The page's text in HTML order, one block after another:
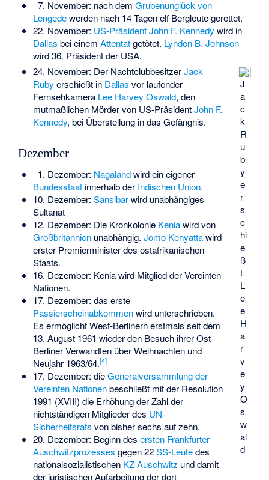
7. November: nach dem Grubenunglück von
Lengedewerden nach 14 Tagen elf Bergleute gerettet.
22. November: US-Präsident John F. Kennedy wird in
Dallas bei einem Attentatgetötet. Lyndon B. Johnson
wird 36. Präsident der USA.
J
a
c
k
R
u
b
y
e
r
s
c
hi
e
ß
t
L
e
e
H
a
r
v
e
y
O
s
w
al
d
24. November: Der NachtclubbesitzerJack
Ruby erschießt in Dallas vor laufender
Fernsehkamera Lee Harvey Oswald, den
mutmaßlichen Mörder von US-PräsidentJohn F.
Kennedy, bei Überstellung in das Gefängnis.
Dezember
1. Dezember: Nagalandwird ein eigener
Bundesstaatinnerhalb der Indischen Union.
10. Dezember: Sansibarwird unabhängiges
Sultanat
12. Dezember: Die Kronkolonie Keniawird von
Großbritannienunabhängig. Jomo Kenyattawird
erster Premierminister des ostafrikanischen
Staats.
16. Dezember: Kenia wird Mitglied der Vereinten
Nationen.
17. Dezember: das erste
Passierscheinabkommenwird unterschrieben.
Es ermöglicht West-Berlinern erstmals seit dem
13. August 1961 wieder den Besuch ihrer Ost-
Berliner Verwandten über Weihnachten und
Neujahr 1963/64.[4]
17. Dezember: dieGeneralversammlung der
Vereinten Nationenbeschließt mit der Resolution
1991 (XVIII) die Erhöhung der Zahl der
nichtständigen Mitglieder des UN-
Sicherheitsrats von bisher sechs auf zehn.
20. Dezember: Beginn des ersten Frankfurter
Auschwitzprozesses gegen 22SS-Leutedes
nationalsozialistischen KZ Auschwitz und damit
der juristischen Aufarbeitung der dort